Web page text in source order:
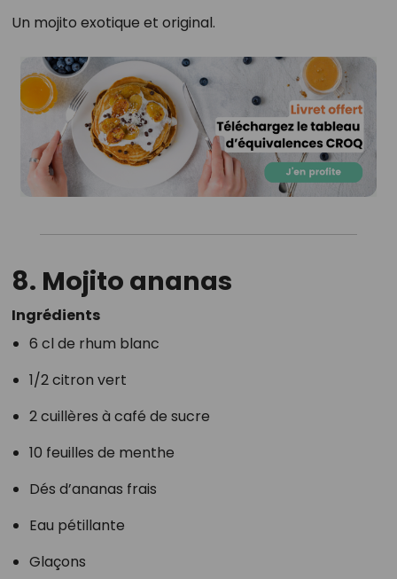
Un mojito exotique et original.
8. Mojito ananas
Ingrédients
6 cl de rhum blanc
1/2 citron vert
2 cuillères à café de sucre
10 feuilles de menthe
Dés d’ananas frais
Eau pétillante
Glaçons